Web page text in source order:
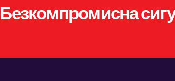
Безкомпромисна